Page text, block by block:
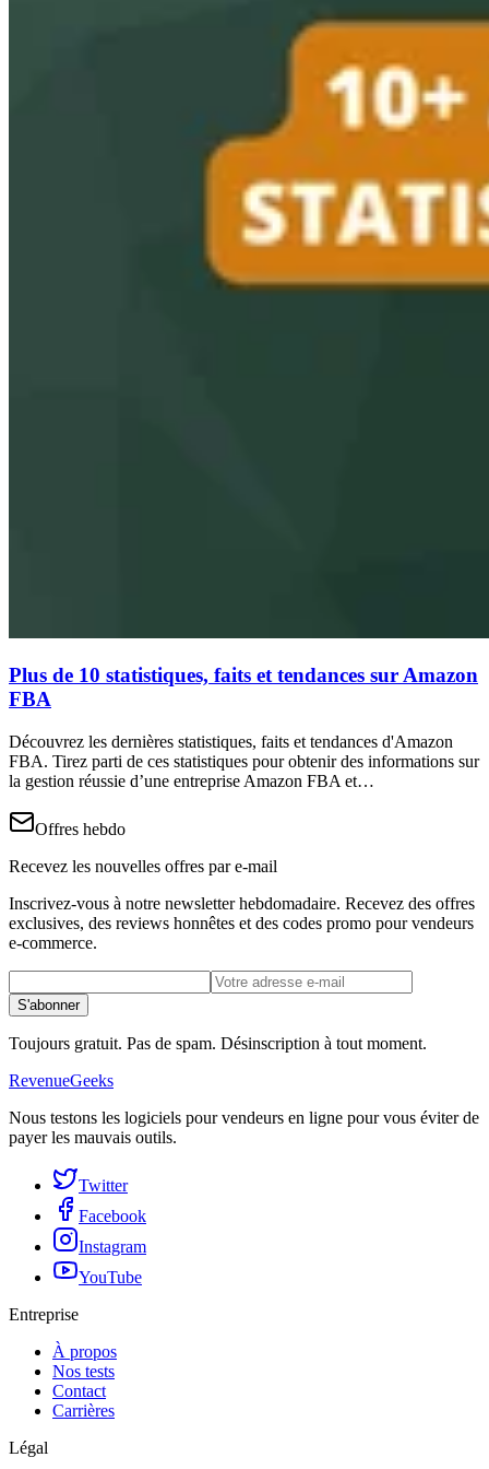
Plus de 10 statistiques, faits et tendances sur Amazon
FBA
Découvrez les dernières statistiques, faits et tendances d'Amazon
FBA. Tirez parti de ces statistiques pour obtenir des informations sur
la gestion réussie d’une entreprise Amazon FBA et…
Offres hebdo
Recevez les nouvelles offres par e-mail
Inscrivez-vous à notre newsletter hebdomadaire. Recevez des offres
exclusives, des reviews honnêtes et des codes promo pour vendeurs
e-commerce.
S'abonner
Toujours gratuit. Pas de spam. Désinscription à tout moment.
RevenueGeeks
Nous testons les logiciels pour vendeurs en ligne pour vous éviter de
payer les mauvais outils.
Twitter
Facebook
Instagram
YouTube
Entreprise
À propos
Nos tests
Contact
Carrières
Légal